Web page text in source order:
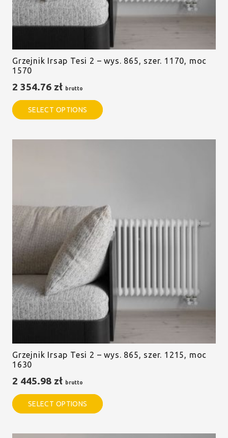
Grzejnik Irsap Tesi 2 – wys. 865, szer. 1170, moc
1570
2 354.76 zł brutto
SELECT OPTIONS
Grzejnik Irsap Tesi 2 – wys. 865, szer. 1215, moc
1630
2 445.98 zł brutto
SELECT OPTIONS